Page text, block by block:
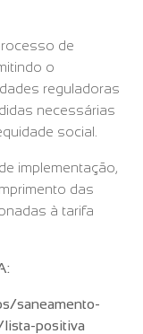
de
o
reguladoras
necessárias
social.
implementação,
das
à tarifa
saneamento-
positiva